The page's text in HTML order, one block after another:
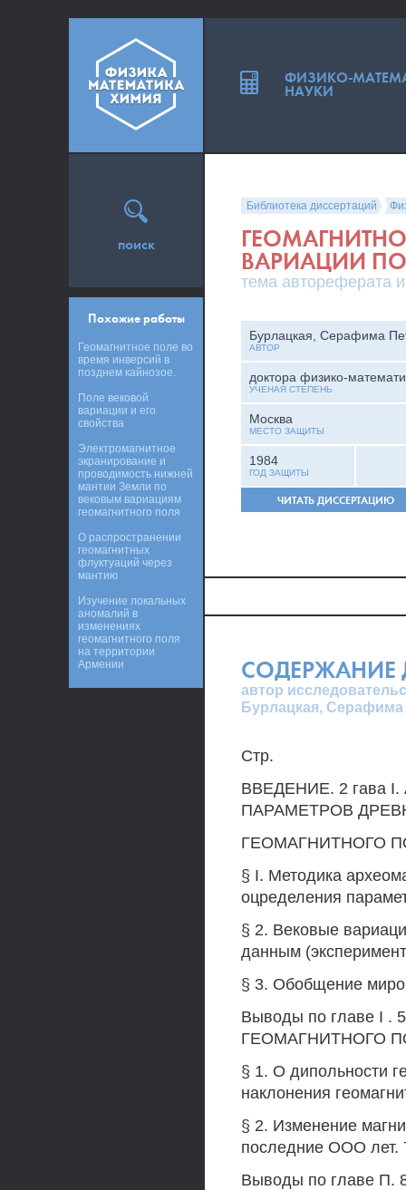
Библиотека диссертаций
ВАРИАЦИИ
тема автореферата
Бурлацкая, Серафима
АВТОР
доктора физико-
УЧЕНАЯ СТЕПЕНЬ
Москва
МЕСТО ЗАЩИТЫ
1984
ГОД ЗАЩИТЫ
ЧИТАТЬ ДИССЕРТАЦИЮ
СОДЕРЖАНИЕ
автор
Бурлацкая,
Стр.
ВВЕДЕНИЕ. 2 гава
ПАРАМЕТРОВ
ГЕОМАГНИТНОГО
§ I. Методика
оцределения
§ 2. Вековые
данным
§ 3. Обобщение
Выводы по главе I
ГЕОМАГНИТНОГО
§ 1. О дипольности
наклонения
§ 2. Изменение
последние ООО лет.
Выводы по главе
поиск
Похожие работы
Геомагнитное поле во
время инверсий в
позднем кайнозое.
Поле вековой
вариации и его
свойства
Электромагнитное
экранирование и
проводимость нижней
мантии Земли по
вековым вариациям
геомагнитного поля
О распространении
геомагнитных
флуктуаций через
мантию
Изучение локальных
аномалий в
изменениях
геомагнитного поля
на территории
Армении
ФИЗИКО-
НАУКИ